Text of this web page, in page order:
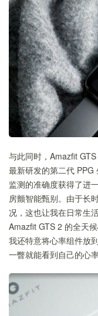
与此同时，Amazfit
最新研发的第二代 PPG
监测的准确度获得了进
房颤智能甄别。由于长
况，这也让我在日常生
Amazfit GTS 2 的全天
我还特意将心率组件放
一瞥就能看到自己的心